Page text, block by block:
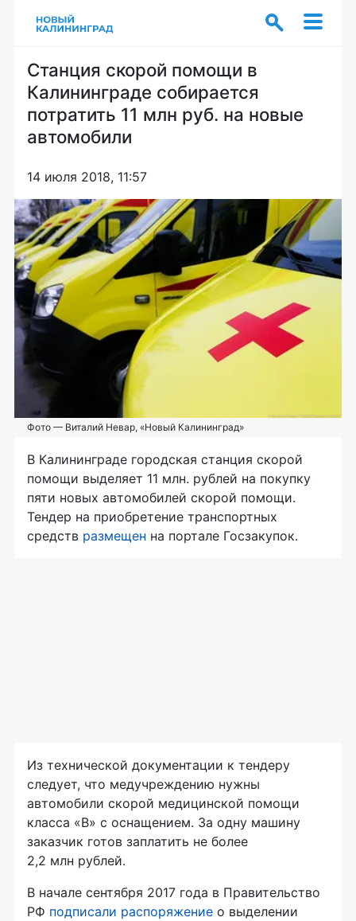
Станция скорой помощи в
Калининграде собирается
потратить 11 млн руб. на новые
автомобили
14 июля 2018, 11:57
Фото — Виталий Невар, «Новый Калининград»
В Калининграде городская станция скорой
помощи выделяет 11 млн. рублей на покупку
пяти новых автомобилей скорой помощи.
Тендер на приобретение транспортных
средств размещен на портале Госзакупок.
Из технической документации к тендеру
следует, что медучреждению нужны
автомобили скорой медицинской помощи
класса «В» с оснащением. За одну машину
заказчик готов заплатить не более
2,2 млн рублей.
В начале сентября 2017 года в Правительство
РФ подписали распоряжение о выделении